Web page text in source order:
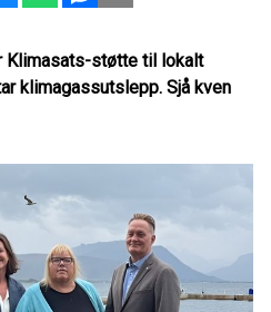
Klimasats-støtte til lokalt
klimagassutslepp. Sjå kven